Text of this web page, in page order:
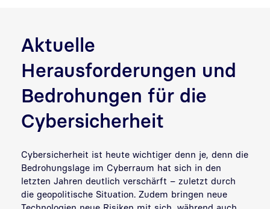
Aktuelle
Herausforderungen und
Bedrohungen für die
Cybersicherheit
Cybersicherheit ist heute wichtiger denn je, denn die
Bedrohungslage im Cyberraum hat sich in den
letzten Jahren deutlich verschärft – zuletzt durch
die geopolitische Situation. Zudem bringen neue